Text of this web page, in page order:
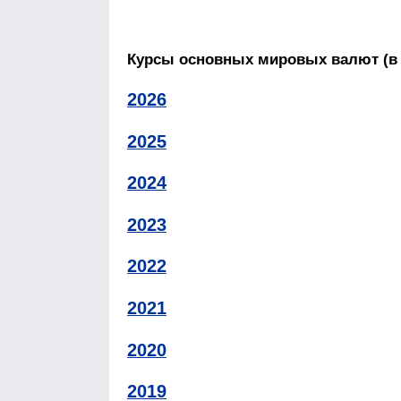
Курсы основных мировых валют (в
2026
2025
2024
2023
2022
2021
2020
2019